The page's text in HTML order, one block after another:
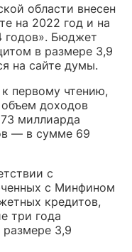
области внесен
на 2022 год и на
годов». Бюджет
в размере 3,9
на сайте думы.
первому чтению,
доходов
миллиарда
— в сумме 69
с
с Минфином
кредитов,
три года
3,9